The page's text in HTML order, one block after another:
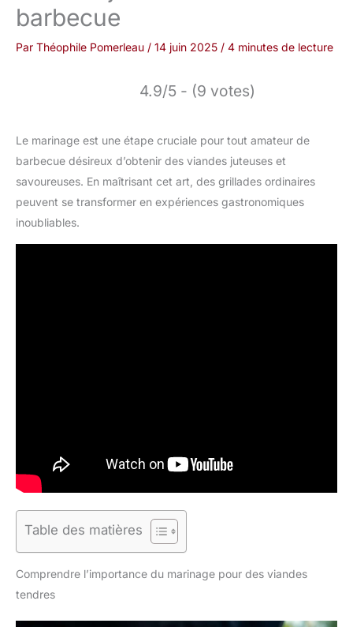
barbecue
Par Théophile Pomerleau / 14 juin 2025 / 4 minutes de lecture
4.9/5 - (9 votes)
Le marinage est une étape cruciale pour tout amateur de
barbecue désireux d’obtenir des viandes juteuses et
savoureuses. En maîtrisant cet art, des grillades ordinaires
peuvent se transformer en expériences gastronomiques
inoubliables.
Table des matières
Comprendre l’importance du marinage pour des viandes
tendres